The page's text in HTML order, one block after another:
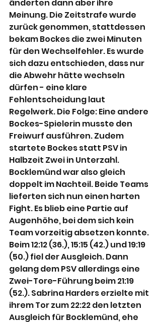
änderten dann aber ihre
Meinung. Die Zeitstrafe wurde
zurück genommen, stattdessen
bekam Bockes die zwei Minuten
für den Wechselfehler. Es wurde
sich dazu entschieden, dass nur
die Abwehr hätte wechseln
dürfen - eine klare
Fehlentscheidung laut
Regelwerk. Die Folge: Eine andere
Bockes-Spielerin musste den
Freiwurf ausführen. Zudem
startete Bockes statt PSV in
Halbzeit Zwei in Unterzahl.
Bocklemünd war also gleich
doppelt im Nachteil. Beide Teams
lieferten sich nun einen harten
Fight. Es blieb eine Partie auf
Augenhöhe, bei dem sich kein
Team vorzeitig absetzen konnte.
Beim 12:12 (36.), 15:15 (42.) und 19:19
(50.) fiel der Ausgleich. Dann
gelang dem PSV allerdings eine
Zwei-Tore-Führung beim 21:19
(52.). Sabrina Harders erzielte mit
ihrem Tor zum 22:22 den letzten
Ausgleich für Bocklemünd, ehe